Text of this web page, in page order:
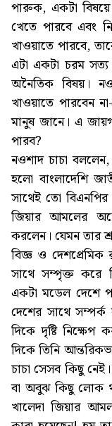
পারুক, একটা বিষয়ে
খেতে পারবে এবং
খাওয়াতে পারবে,
এটা একটা চরম সত্য
অনৈতিক বিষয়।
খাওয়াতে পারবেন
মানুষ জানে। এ
পারব?
নওশাদ চাচা
হলো বাংলাদেশি
সাথেই তো
জিয়ার আমলের
করলেন। যেমন তার
বিজ্ঞ ও দেশপ্রেমিক
সাথে সম্পৃক্ত করে
একটা মডেল দেশে
দেশের সাথে সম্পর্ক
দিকে দৃষ্টি নিক্ষেপ
দিকে তিনি
চাচা সেসব কিছু
বা অবুঝ কিছু লোক
খালেদা জিয়ার